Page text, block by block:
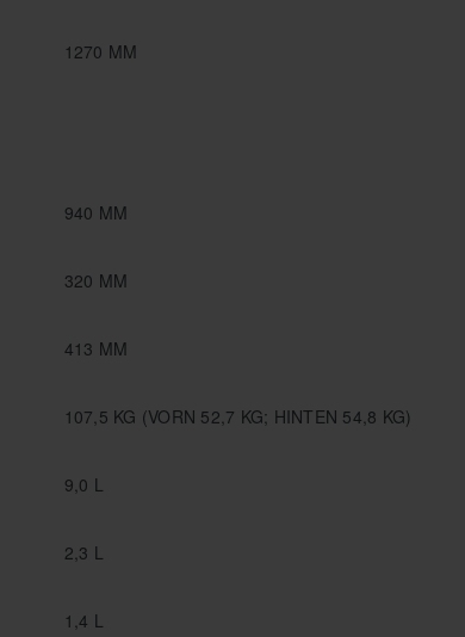
1270 MM
940 MM
320 MM
413 MM
107,5 KG (VORN 52,7 KG; HINTEN 54,8 KG)
9,0 L
2,3 L
1,4 L